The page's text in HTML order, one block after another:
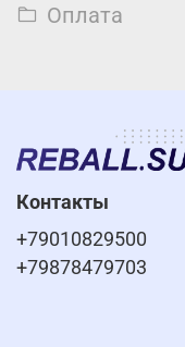
Оплата
Контакты
+79010829500
+79878479703